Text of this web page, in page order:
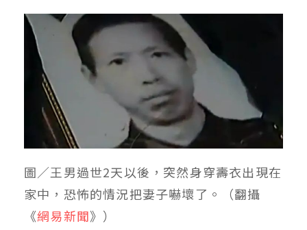
圖／王男過世2天以後，突然身穿壽衣出現在
家中，恐怖的情況把妻子嚇壞了。（翻攝
《網易新聞》）